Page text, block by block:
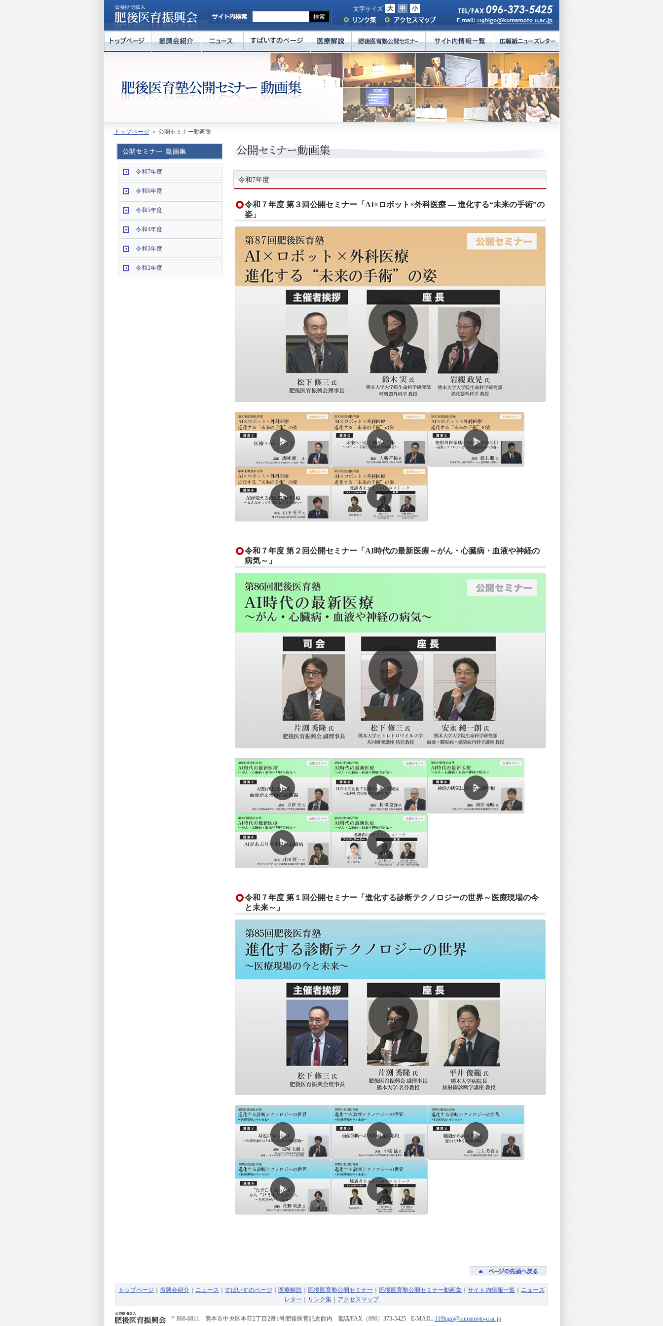
文字サイズ 大 中 小
トップページ ＞ 公開セミナー動画集
令和7年度
令和6年度
令和5年度
令和4年度
令和3年度
令和2年度
令和7年度
令和７年度 第３回公開セミナー「AI×ロボット×外科医療 ― 進化する“未来の手術”の
姿」
令和７年度 第２回公開セミナー「AI時代の最新医療～がん・心臓病・血液や神経の
病気～」
令和７年度 第１回公開セミナー「進化する診断テクノロジーの世界～医療現場の今
と未来～」
トップページ 振興会紹介 ニュース すぱいすのページ 医療解説 肥後医育塾公開セミナー 肥後医育塾公開セミナー動画集 サイト内情報一覧
ニューズ
レター
リンク集 アクセスマップ
〒860-0811 熊本市中央区本荘2丁目2番1号肥後医育記念館内 電話/FAX（096）373-5425 E-MAIL: 119higo@kumamoto-u.ac.jp